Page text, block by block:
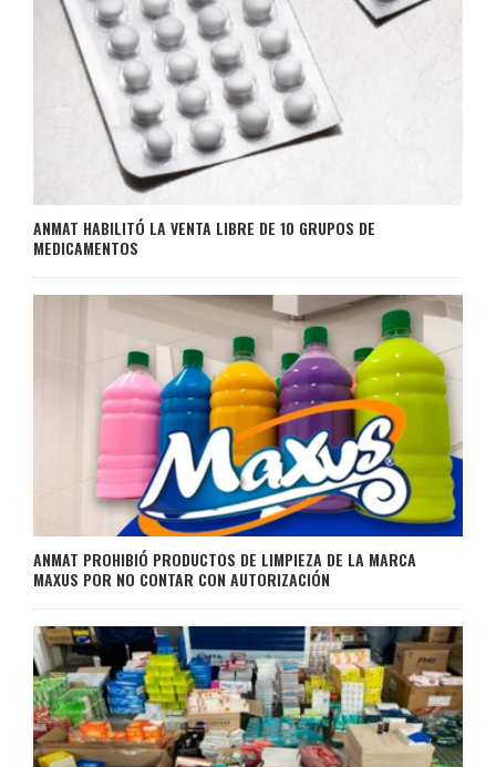
ANMAT HABILITÓ LA VENTA LIBRE DE 10 GRUPOS DE
MEDICAMENTOS
ANMAT PROHIBIÓ PRODUCTOS DE LIMPIEZA DE LA MARCA
MAXUS POR NO CONTAR CON AUTORIZACIÓN